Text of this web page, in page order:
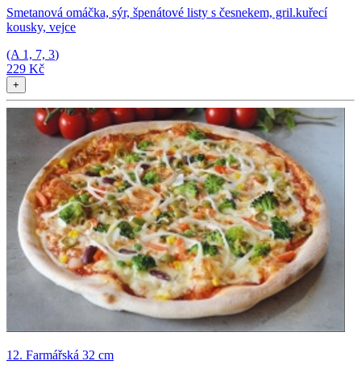
Smetanová omáčka, sýr, špenátové listy s česnekem, gril.kuřecí
kousky, vejce
(A 1, 7, 3)
229 Kč
+
12. Farmářská 32 cm